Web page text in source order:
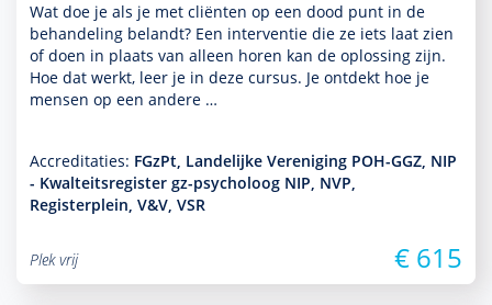
Wat doe je als je met cliënten op een dood punt in de
behan­del­ing belandt? Een inter­ventie die ze iets laat zien
of doen in plaats van alleen horen kan de oplos­sing zijn.
Hoe dat werkt, leer je in deze cursus. Je ontdekt hoe je
mensen op een andere …
Accreditaties: FGzPt, Landelijke Vereniging POH-GGZ, NIP
- Kwalteitsregister gz-psycholoog NIP, NVP,
Registerplein, V&V, VSR
Plek vrij € 615